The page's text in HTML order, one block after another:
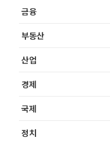
금융
부동산
산업
경제
국제
정치